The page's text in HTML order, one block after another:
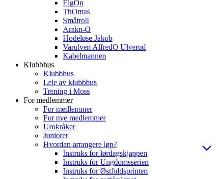
ElgOn
ThOmas
Småtroll
Arakn-O
Hodeløse Jakob
Varulven AlfredO Ulverud
Kabelmannen
Klubbhus
Klubbhus
Leie av klubbhus
Trening i Moss
For medlemmer
For medlemmer
For nye medlemmer
Urokråker
Juniorer
Hvordan arrangere løp?
Instruks for lørdagskjappen
Instruks for Ungdomsserien
Instruks for Østfoldsprinten